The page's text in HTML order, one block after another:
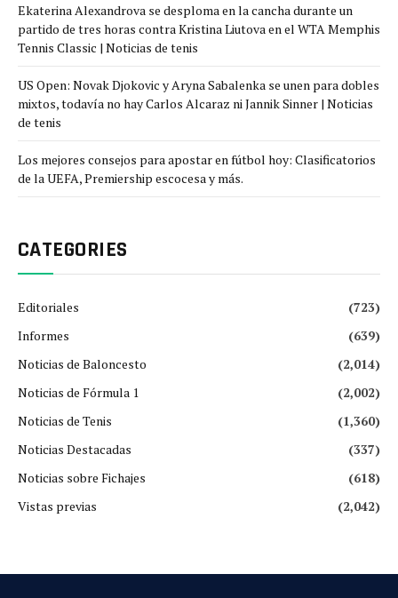
Ekaterina Alexandrova se desploma en la cancha durante un
partido de tres horas contra Kristina Liutova en el WTA Memphis
Tennis Classic | Noticias de tenis
US Open: Novak Djokovic y Aryna Sabalenka se unen para dobles
mixtos, todavía no hay Carlos Alcaraz ni Jannik Sinner | Noticias
de tenis
Los mejores consejos para apostar en fútbol hoy: Clasificatorios
de la UEFA, Premiership escocesa y más.
CATEGORIES
Editoriales
(723)
Informes
(639)
Noticias de Baloncesto
(2,014)
Noticias de Fórmula 1
(2,002)
Noticias de Tenis
(1,360)
Noticias Destacadas
(337)
Noticias sobre Fichajes
(618)
Vistas previas
(2,042)